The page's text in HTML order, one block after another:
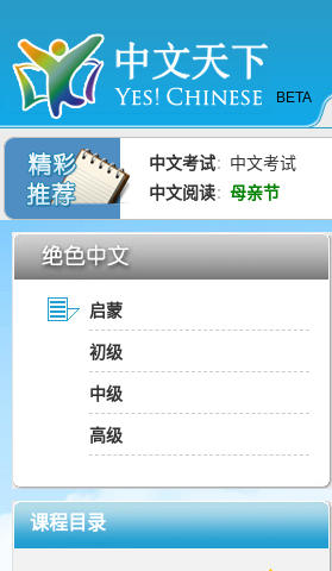
BETA
中文考试： 中文考试
中文阅读： 母亲节
启蒙
初级
中级
高级
课程目录